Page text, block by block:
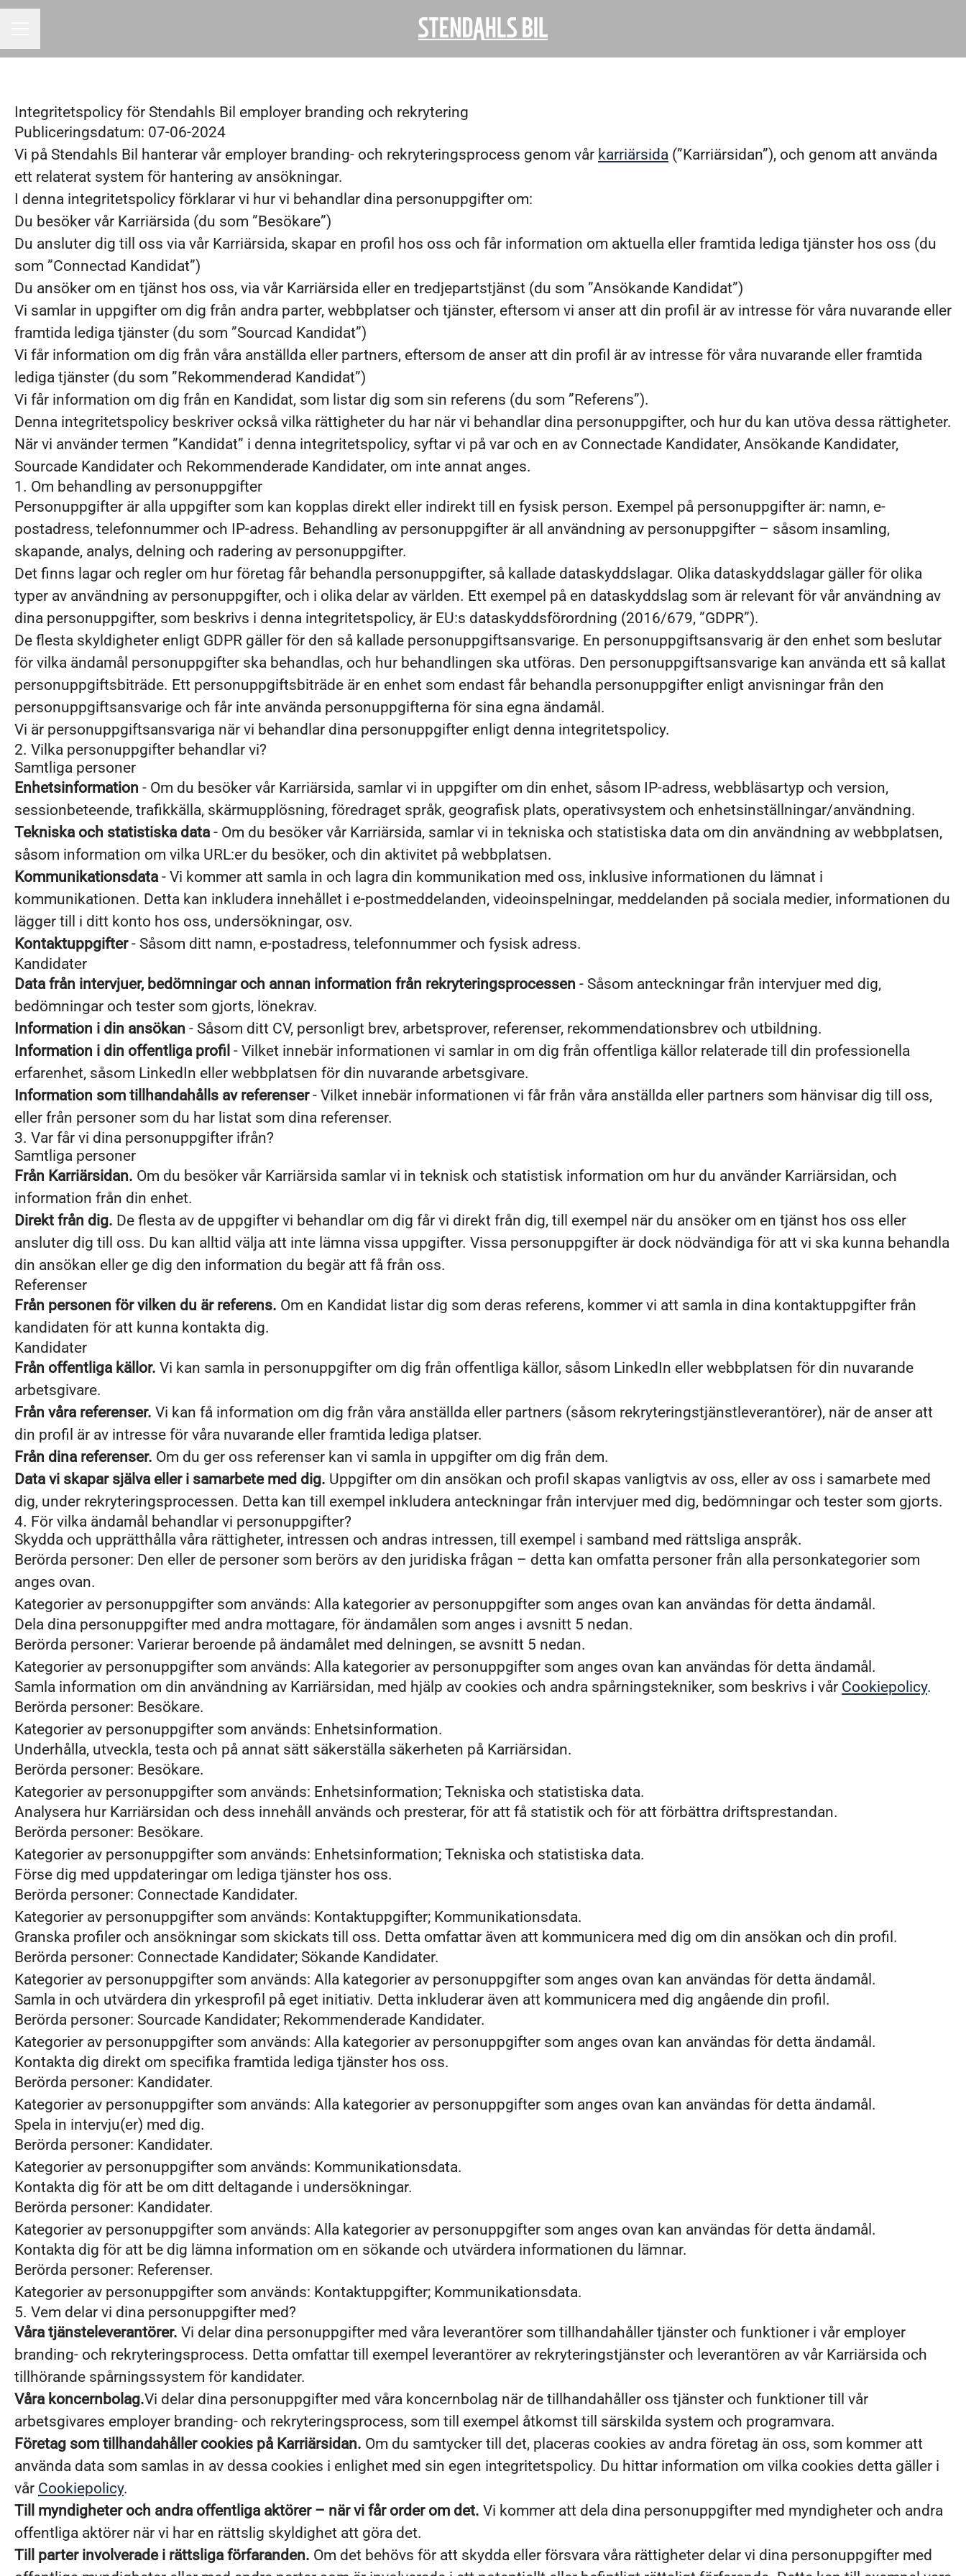
Integritetspolicy för Stendahls Bil employer branding och rekrytering
Publiceringsdatum: 07-06-2024
Vi på Stendahls Bil hanterar vår employer branding- och rekryteringsprocess genom vår karriärsida (”Karriärsidan”), och genom att använda
ett relaterat system för hantering av ansökningar.
I denna integritetspolicy förklarar vi hur vi behandlar dina personuppgifter om:
Du besöker vår Karriärsida (du som ”Besökare”)
Du ansluter dig till oss via vår Karriärsida, skapar en profil hos oss och får information om aktuella eller framtida lediga tjänster hos oss (du
som ”Connectad Kandidat”)
Du ansöker om en tjänst hos oss, via vår Karriärsida eller en tredjepartstjänst (du som ”Ansökande Kandidat”)
Vi samlar in uppgifter om dig från andra parter, webbplatser och tjänster, eftersom vi anser att din profil är av intresse för våra nuvarande eller
framtida lediga tjänster (du som ”Sourcad Kandidat”)
Vi får information om dig från våra anställda eller partners, eftersom de anser att din profil är av intresse för våra nuvarande eller framtida
lediga tjänster (du som ”Rekommenderad Kandidat”)
Vi får information om dig från en Kandidat, som listar dig som sin referens (du som ”Referens”).
Denna integritetspolicy beskriver också vilka rättigheter du har när vi behandlar dina personuppgifter, och hur du kan utöva dessa rättigheter.
När vi använder termen ”Kandidat” i denna integritetspolicy, syftar vi på var och en av Connectade Kandidater, Ansökande Kandidater,
Sourcade Kandidater och Rekommenderade Kandidater, om inte annat anges.
1. Om behandling av personuppgifter
Personuppgifter är alla uppgifter som kan kopplas direkt eller indirekt till en fysisk person. Exempel på personuppgifter är: namn, e-
postadress, telefonnummer och IP-adress. Behandling av personuppgifter är all användning av personuppgifter – såsom insamling,
skapande, analys, delning och radering av personuppgifter.
Det finns lagar och regler om hur företag får behandla personuppgifter, så kallade dataskyddslagar. Olika dataskyddslagar gäller för olika
typer av användning av personuppgifter, och i olika delar av världen. Ett exempel på en dataskyddslag som är relevant för vår användning av
dina personuppgifter, som beskrivs i denna integritetspolicy, är EU:s dataskyddsförordning (2016/679, ”GDPR”).
De flesta skyldigheter enligt GDPR gäller för den så kallade personuppgiftsansvarige. En personuppgiftsansvarig är den enhet som beslutar
för vilka ändamål personuppgifter ska behandlas, och hur behandlingen ska utföras. Den personuppgiftsansvarige kan använda ett så kallat
personuppgiftsbiträde. Ett personuppgiftsbiträde är en enhet som endast får behandla personuppgifter enligt anvisningar från den
personuppgiftsansvarige och får inte använda personuppgifterna för sina egna ändamål.
Vi är personuppgiftsansvariga när vi behandlar dina personuppgifter enligt denna integritetspolicy.
2. Vilka personuppgifter behandlar vi?
Samtliga personer
Enhetsinformation - Om du besöker vår Karriärsida, samlar vi in uppgifter om din enhet, såsom IP-adress, webbläsartyp och version,
sessionbeteende, trafikkälla, skärmupplösning, föredraget språk, geografisk plats, operativsystem och enhetsinställningar/användning.
Tekniska och statistiska data- Om du besöker vår Karriärsida, samlar vi in tekniska och statistiska data om din användning av webbplatsen,
såsom information om vilka URL:er du besöker, och din aktivitet på webbplatsen.
Kommunikationsdata- Vi kommer att samla in och lagra din kommunikation med oss, inklusive informationen du lämnat i
kommunikationen. Detta kan inkludera innehållet i e-postmeddelanden, videoinspelningar, meddelanden på sociala medier, informationen du
lägger till i ditt konto hos oss, undersökningar, osv.
Kontaktuppgifter- Såsom ditt namn, e-postadress, telefonnummer och fysisk adress.
Kandidater
Data från intervjuer, bedömningar och annan information från rekryteringsprocessen - Såsom anteckningar från intervjuer med dig,
bedömningar och tester som gjorts, lönekrav.
Information i din ansökan - Såsom ditt CV, personligt brev, arbetsprover, referenser, rekommendationsbrev och utbildning.
Information i din offentliga profil - Vilket innebär informationen vi samlar in om dig från offentliga källor relaterade till din professionella
erfarenhet, såsom LinkedIn eller webbplatsen för din nuvarande arbetsgivare.
Information som tillhandahålls av referenser- Vilket innebär informationen vi får från våra anställda eller partners som hänvisar dig till oss,
eller från personer som du har listat som dina referenser.
3. Var får vi dina personuppgifter ifrån?
Samtliga personer
Från Karriärsidan. Om du besöker vår Karriärsida samlar vi in teknisk och statistisk information om hur du använder Karriärsidan, och
information från din enhet.
Direkt från dig. De flesta av de uppgifter vi behandlar om dig får vi direkt från dig, till exempel när du ansöker om en tjänst hos oss eller
ansluter dig till oss. Du kan alltid välja att inte lämna vissa uppgifter. Vissa personuppgifter är dock nödvändiga för att vi ska kunna behandla
din ansökan eller ge dig den information du begär att få från oss.
Referenser
Från personen för vilken du är referens. Om en Kandidat listar dig som deras referens, kommer vi att samla in dina kontaktuppgifter från
kandidaten för att kunna kontakta dig.
Kandidater
Från offentliga källor. Vi kan samla in personuppgifter om dig från offentliga källor, såsom LinkedIn eller webbplatsen för din nuvarande
arbetsgivare.
Från våra referenser. Vi kan få information om dig från våra anställda eller partners (såsom rekryteringstjänstleverantörer), när de anser att
din profil är av intresse för våra nuvarande eller framtida lediga platser.
Från dina referenser. Om du ger oss referenser kan vi samla in uppgifter om dig från dem.
Data vi skapar själva eller i samarbete med dig. Uppgifter om din ansökan och profil skapas vanligtvis av oss, eller av oss i samarbete med
dig, under rekryteringsprocessen. Detta kan till exempel inkludera anteckningar från intervjuer med dig, bedömningar och tester som gjorts.
4. För vilka ändamål behandlar vi personuppgifter?
Skydda och upprätthålla våra rättigheter, intressen och andras intressen, till exempel i samband med rättsliga anspråk.
Berörda personer: Den eller de personer som berörs av den juridiska frågan – detta kan omfatta personer från alla personkategorier som
anges ovan.
Kategorier av personuppgifter som används: Alla kategorier av personuppgifter som anges ovan kan användas för detta ändamål.
Dela dina personuppgifter med andra mottagare, för ändamålen som anges i avsnitt 5 nedan.
Berörda personer: Varierar beroende på ändamålet med delningen, se avsnitt 5 nedan.
Kategorier av personuppgifter som används: Alla kategorier av personuppgifter som anges ovan kan användas för detta ändamål.
Samla information om din användning av Karriärsidan, med hjälp av cookies och andra spårningstekniker, som beskrivs i vår Cookiepolicy.
Berörda personer: Besökare.
Kategorier av personuppgifter som används: Enhetsinformation.
Underhålla, utveckla, testa och på annat sätt säkerställa säkerheten på Karriärsidan.
Berörda personer: Besökare.
Kategorier av personuppgifter som används: Enhetsinformation; Tekniska och statistiska data.
Analysera hur Karriärsidan och dess innehåll används och presterar, för att få statistik och för att förbättra driftsprestandan.
Berörda personer: Besökare.
Kategorier av personuppgifter som används: Enhetsinformation; Tekniska och statistiska data.
Förse dig med uppdateringar om lediga tjänster hos oss.
Berörda personer: Connectade Kandidater.
Kategorier av personuppgifter som används: Kontaktuppgifter; Kommunikationsdata.
Granska profiler och ansökningar som skickats till oss. Detta omfattar även att kommunicera med dig om din ansökan och din profil.
Berörda personer: Connectade Kandidater; Sökande Kandidater.
Kategorier av personuppgifter som används: Alla kategorier av personuppgifter som anges ovan kan användas för detta ändamål.
Samla in och utvärdera din yrkesprofil på eget initiativ. Detta inkluderar även att kommunicera med dig angående din profil.
Berörda personer: Sourcade Kandidater; Rekommenderade Kandidater.
Kategorier av personuppgifter som används: Alla kategorier av personuppgifter som anges ovan kan användas för detta ändamål.
Kontakta dig direkt om specifika framtida lediga tjänster hos oss.
Berörda personer: Kandidater.
Kategorier av personuppgifter som används: Alla kategorier av personuppgifter som anges ovan kan användas för detta ändamål.
Spela in intervju(er) med dig.
Berörda personer: Kandidater.
Kategorier av personuppgifter som används: Kommunikationsdata.
Kontakta dig för att be om ditt deltagande i undersökningar.
Berörda personer: Kandidater.
Kategorier av personuppgifter som används: Alla kategorier av personuppgifter som anges ovan kan användas för detta ändamål.
Kontakta dig för att be dig lämna information om en sökande och utvärdera informationen du lämnar.
Berörda personer: Referenser.
Kategorier av personuppgifter som används: Kontaktuppgifter; Kommunikationsdata.
5. Vem delar vi dina personuppgifter med?
Våra tjänsteleverantörer. Vi delar dina personuppgifter med våra leverantörer som tillhandahåller tjänster och funktioner i vår employer
branding- och rekryteringsprocess. Detta omfattar till exempel leverantörer av rekryteringstjänster och leverantören av vår Karriärsida och
tillhörande spårningssystem för kandidater.
Våra koncernbolag.Vi delar dina personuppgifter med våra koncernbolag när de tillhandahåller oss tjänster och funktioner till vår
arbetsgivares employer branding- och rekryteringsprocess, som till exempel åtkomst till särskilda system och programvara.
Företag som tillhandahåller cookies på Karriärsidan. Om du samtycker till det, placeras cookies av andra företag än oss, som kommer att
använda data som samlas in av dessa cookies i enlighet med sin egen integritetspolicy. Du hittar information om vilka cookies detta gäller i
vår Cookiepolicy.
Till myndigheter och andra offentliga aktörer – när vi får order om det. Vi kommer att dela dina personuppgifter med myndigheter och andra
offentliga aktörer när vi har en rättslig skyldighet att göra det.
Till parter involverade i rättsliga förfaranden. Om det behövs för att skydda eller försvara våra rättigheter delar vi dina personuppgifter med